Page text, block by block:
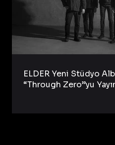
ELDER Yeni Stüdyo
“Through Zero”yu